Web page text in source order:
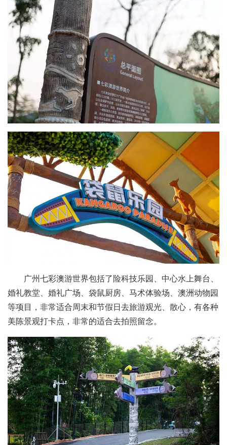
广州七彩澳游世界包括了险科技乐园、中心水上舞台、
婚礼教堂、婚礼广场、袋鼠厨房、马术体验场、澳洲动物园
等项目，非常适合周末和节假日去旅游观光、散心，有各种
美陈景观打卡点，非常的适合去拍照留念。